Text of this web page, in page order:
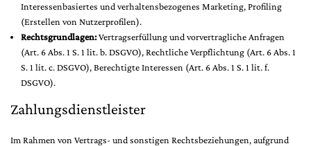
Interessenbasiertes und verhaltensbezogenes Marketing, Profiling
(Erstellen von Nutzerprofilen).
Rechtsgrundlagen:Vertragserfüllung und vorvertragliche Anfragen
(Art. 6 Abs. 1 S. 1 lit. b. DSGVO), Rechtliche Verpflichtung (Art. 6 Abs. 1
S. 1 lit. c. DSGVO), Berechtigte Interessen (Art. 6 Abs. 1 S. 1 lit. f.
DSGVO).
Zahlungsdienstleister
Im Rahmen von Vertrags- und sonstigen Rechtsbeziehungen, aufgrund